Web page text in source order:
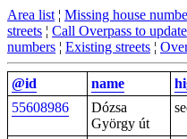
Area list ¦ Missing house
streets ¦ Call Overpass to update
numbers ¦ Existing streets ¦
@id name
55608986
Dózsa
György út